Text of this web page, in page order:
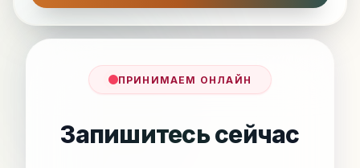
ПРИНИМАЕМ ОНЛАЙН
Запишитесь сейчас